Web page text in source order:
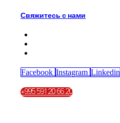
Свяжитесь с нами
Facebook Instagram Linkedin
+995 591 20 66 20